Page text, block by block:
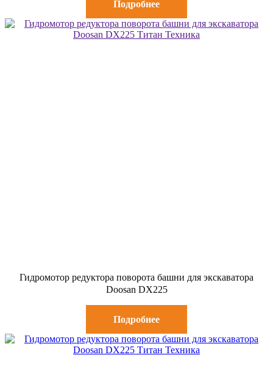
Подробнее
Гидромотор редуктора поворота башни для экскаватора
Doosan DX225
Подробнее